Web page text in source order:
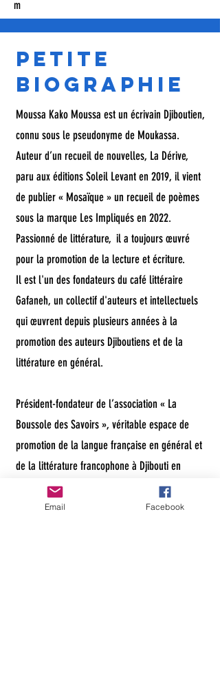
m
Petite
biographie
Moussa Kako Moussa est un écrivain Djiboutien,
connu sous le pseudonyme de Moukassa.
Auteur d’un recueil de nouvelles, La Dérive,
paru aux éditions Soleil Levant en 2019, il vient
de publier « Mosaïque » un recueil de poèmes
sous la marque Les Impliqués en 2022.
Passionné de littérature, il a toujours œuvré
pour la promotion de la lecture et écriture.
Il est l'un des fondateurs du café littéraire
Gafaneh, un collectif d'auteurs et intellectuels
qui œuvrent depuis plusieurs années à la
promotion des auteurs Djiboutiens et de la
littérature en général.
Président-fondateur de l’association « La
Boussole des Savoirs », véritable espace de
promotion de la langue française en général et
de la littérature francophone à Djibouti en
particulier, dont les membres organisent sur
l’ensemble du territoire des conférences
Email Facebook